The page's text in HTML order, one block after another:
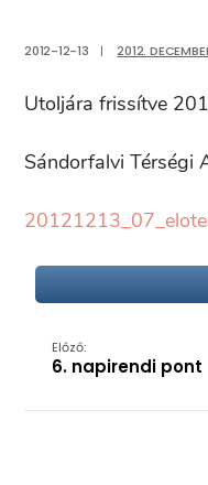
2012-12-13 | 2012.
Utoljára frissítve
Sándorfalvi Térségi
Előző:
6. napirendi pont